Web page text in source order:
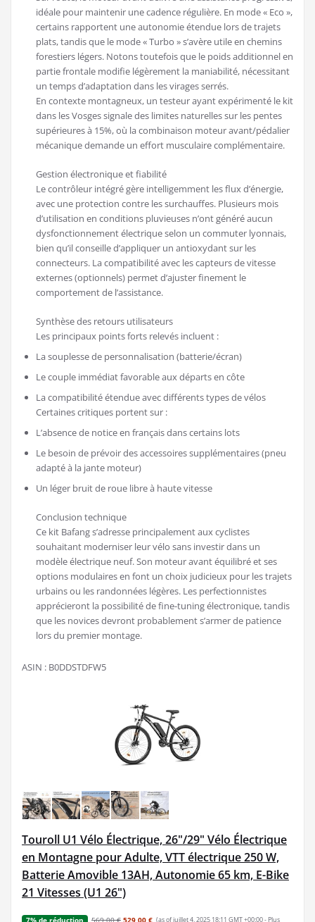
idéale pour maintenir une cadence régulière. En mode « Eco »,
certains rapportent une autonomie étendue lors de trajets
plats, tandis que le mode « Turbo » s’avère utile en chemins
forestiers légers. Notons toutefois que le poids additionnel en
partie frontale modifie légèrement la maniabilité, nécessitant
un temps d’adaptation dans les virages serrés.
En contexte montagneux, un testeur ayant expérimenté le kit
dans les Vosges signale des limites naturelles sur les pentes
supérieures à 15%, où la combinaison moteur avant/pédalier
mécanique demande un effort musculaire complémentaire.
Gestion électronique et fiabilité
Le contrôleur intégré gère intelligemment les flux d’énergie,
avec une protection contre les surchauffes. Plusieurs mois
d’utilisation en conditions pluvieuses n’ont généré aucun
dysfonctionnement électrique selon un commuter lyonnais,
bien qu’il conseille d’appliquer un antioxydant sur les
connecteurs. La compatibilité avec les capteurs de vitesse
externes (optionnels) permet d’ajuster finement le
comportement de l’assistance.
Synthèse des retours utilisateurs
Les principaux points forts relevés incluent :
La souplesse de personnalisation (batterie/écran)
Le couple immédiat favorable aux départs en côte
La compatibilité étendue avec différents types de vélos
Certaines critiques portent sur :
L’absence de notice en français dans certains lots
Le besoin de prévoir des accessoires supplémentaires (pneu
adapté à la jante moteur)
Un léger bruit de roue libre à haute vitesse
Conclusion technique
Ce kit Bafang s’adresse principalement aux cyclistes
souhaitant moderniser leur vélo sans investir dans un
modèle électrique neuf. Son moteur avant équilibré et ses
options modulaires en font un choix judicieux pour les trajets
urbains ou les randonnées légères. Les perfectionnistes
apprécieront la possibilité de fine-tuning électronique, tandis
que les novices devront probablement s’armer de patience
lors du premier montage.
ASIN : B0DDSTDFW5
Touroll U1 Vélo Électrique, 26"/29" Vélo Électrique
en Montagne pour Adulte, VTT électrique 250 W,
Batterie Amovible 13AH, Autonomie 65 km, E-Bike
21 Vitesses (U1 26")
569,00 € 529,00 € (as of juillet 4, 2025 18:11 GMT +00:00 - Plus